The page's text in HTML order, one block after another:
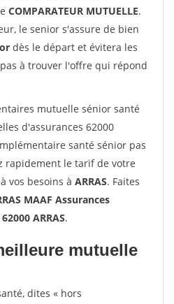
COMPARATEUR MUTUELLE.
le senior s'assure de bien
dès le départ et évitera les
à trouver l'offre qui répond
mutuelle sénior santé
d'assurances 62000
santé sénior pas
rapidement le tarif de votre
vos besoins à ARRAS. Faites
MAAF Assurances
ARRAS.
mutuelle
dites « hors